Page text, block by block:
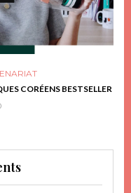
CORÉENS BESTSELLER